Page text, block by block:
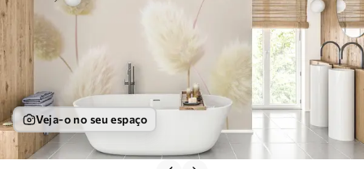
Veja-o no seu espaço